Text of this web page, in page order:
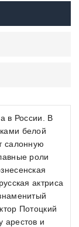
в России. В
белой
салонную
роли
актриса
Потоцкий
арестов и